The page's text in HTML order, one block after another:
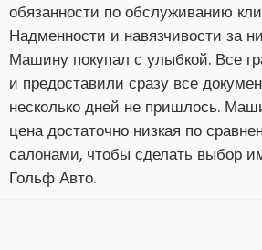
обязанности по обслуживанию
Надменности и навязчивости за
Машину покупал с улыбкой. Все
и предоставили сразу все
несколько дней не пришлось.
цена достаточно низкая по
салонами, чтобы сделать выбор
Гольф Авто.